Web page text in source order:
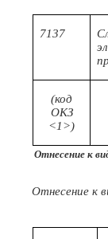
7137
(код
ОКЗ
<1>)
Отнесение к
Отнесение к